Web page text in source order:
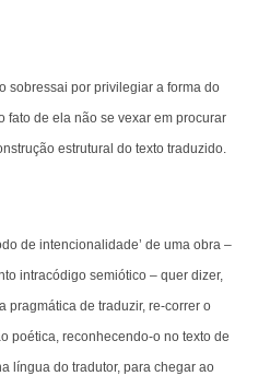
sobressai por privilegiar a forma do
fato de ela não se vexar em procurar
estrutural do texto traduzido.
de intencionalidade’ de uma obra –
intracódigo semiótico – quer dizer,
pragmática de traduzir, re-correr o
poética, reconhecendo-o no texto de
língua do tradutor, para chegar ao